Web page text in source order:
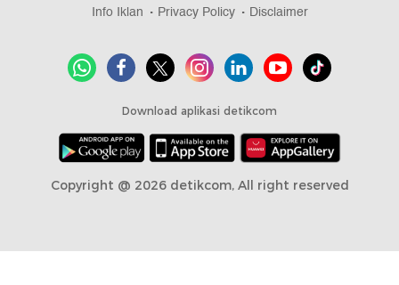
Info Iklan
Privacy Policy Disclaimer
Download aplikasi detikcom
Copyright @ 2026 detikcom, All right reserved